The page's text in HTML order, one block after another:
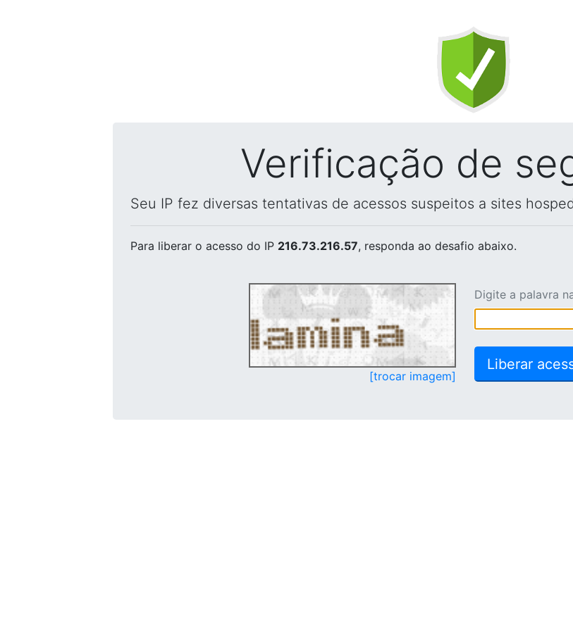
Verificação de
Seu IP fez diversas tentativas de acessos suspeitos a sites
Para liberar o acesso do IP 216.73.216.57, responda ao desafio abaixo.
[trocar imagem]
Digite a palavra